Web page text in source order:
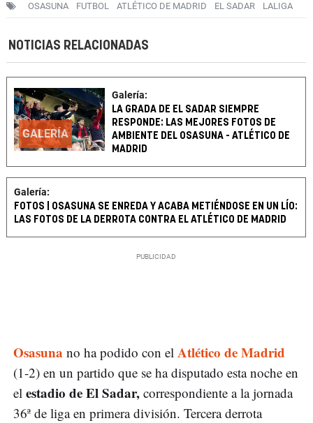
OSASUNA FUTBOL ATLÉTICO DE MADRID EL SADAR LALIGA
NOTICIAS RELACIONADAS
GALERÍA
Galería:
LA GRADA DE EL SADAR SIEMPRE
RESPONDE: LAS MEJORES FOTOS DE
AMBIENTE DEL OSASUNA - ATLÉTICO DE
MADRID
Galería:
FOTOS | OSASUNA SE ENREDA Y ACABA METIÉNDOSE EN UN LÍO:
LAS FOTOS DE LA DERROTA CONTRA EL ATLÉTICO DE MADRID
Osasuna no ha podido con el Atlético de Madrid
(1-2) en un partido que se ha disputado esta noche en
el estadio de El Sadar, correspondiente a la jornada
36ª de liga en primera división. Tercera derrota